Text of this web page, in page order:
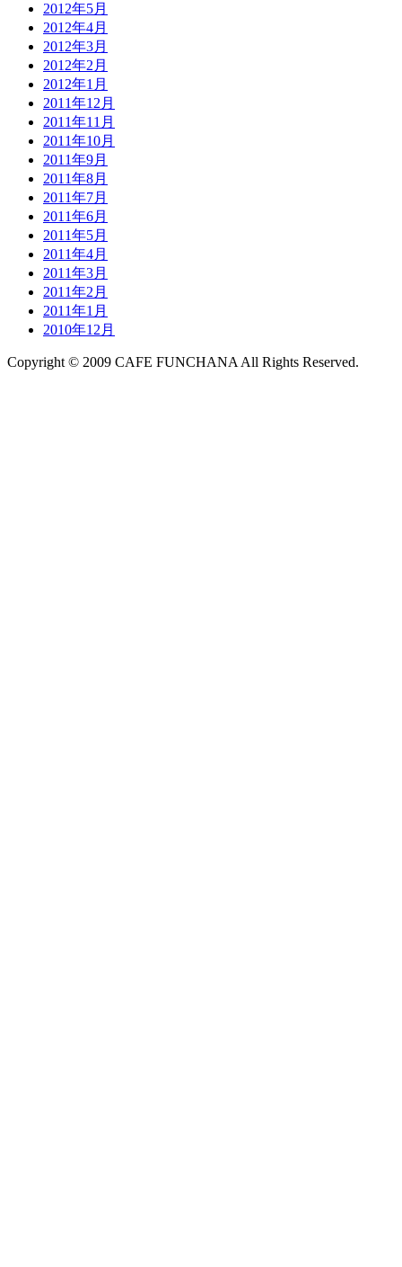
2012年5月
2012年4月
2012年3月
2012年2月
2012年1月
2011年12月
2011年11月
2011年10月
2011年9月
2011年8月
2011年7月
2011年6月
2011年5月
2011年4月
2011年3月
2011年2月
2011年1月
2010年12月
Copyright © 2009 CAFE FUNCHANA All Rights Reserved.